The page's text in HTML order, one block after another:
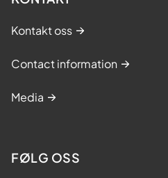
Kontakt oss
Contact information
Media
FØLG OSS